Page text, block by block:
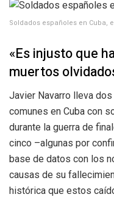
Soldados españoles en Cuba,
«Es injusto que
muertos
Javier Navarro lleva
comunes en Cuba con
durante la guerra de
cinco –algunas por
base de datos con los
causas de su
histórica que estos